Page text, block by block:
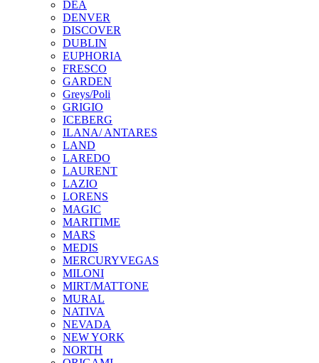
DEA
DENVER
DISCOVER
DUBLIN
EUPHORIA
FRESCO
GARDEN
Greys/Poli
GRIGIO
ICEBERG
ILANA/ ANTARES
LAND
LAREDO
LAURENT
LAZIO
LORENS
MAGIC
MARITIME
MARS
MEDIS
MERCURYVEGAS
MILONI
MIRT/MATTONE
MURAL
NATIVA
NEVADA
NEW YORK
NORTH